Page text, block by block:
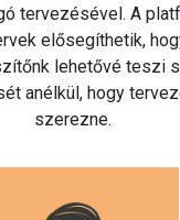
tervezésével. A
elősegíthetik,
lehetővé teszi
anélkül, hogy
szerezne.